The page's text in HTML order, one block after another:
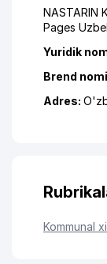
NASTARIN
Pages
Yuridik
Brend
Adres:
Kommunal